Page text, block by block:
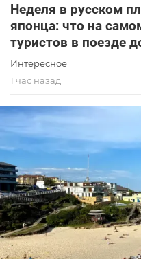
Неделя в русском
японца: что на
туристов в поезде
Интересное
1 час назад